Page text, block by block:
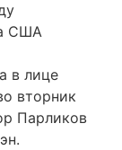
США
в лице
вторник
Парликов